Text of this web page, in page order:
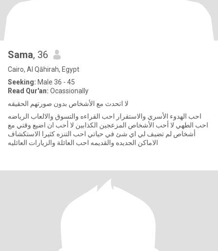
Sama, 36
Cairo, Al Qāhirah, Egypt
Seeking: Male 36 - 45
Read Qur'an: Ocassionally
لا اتحدث مع الأشخاص بدون صورتهم الحقيقه
احب الهدوء الأسري والاستقرار احب القراءه والتسوق والالعاب الرياضه
احب الطهي لا أحب الأشخاص المزعجين الكذابين لا أحب ان اضيع وقتي مع
أشخاص لم تضيف لي اي شئ في حياتي احب التنزه كثيرا الاستكشاف
الاماكن الجديده والقديمه احب العائلة والزيارات العائليه